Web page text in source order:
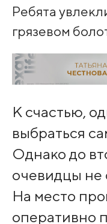
Ребята
грязевом
К счастью,
выбраться
Однако до
очевидцы не
На место
оперативно